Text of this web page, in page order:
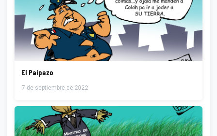
El Paipazo
7 de septiembre de 2022